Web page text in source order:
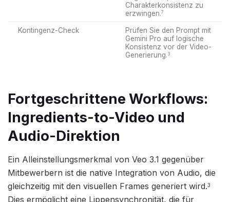
Charakterkonsistenz zu
erzwingen.7
Kontingenz-Check
Prüfen Sie den Prompt mit
Gemini Pro auf logische
Konsistenz vor der Video-
Generierung. 3
Fortgeschrittene Workflows:
Ingredients-to-Video und
Audio-Direktion
Ein Alleinstellungsmerkmal von Veo 3.1 gegenüber
Mitbewerbern ist die native Integration von Audio, die
gleichzeitig mit den visuellen Frames generiert wird.3
Dies ermöglicht eine Lippensynchronität, die für